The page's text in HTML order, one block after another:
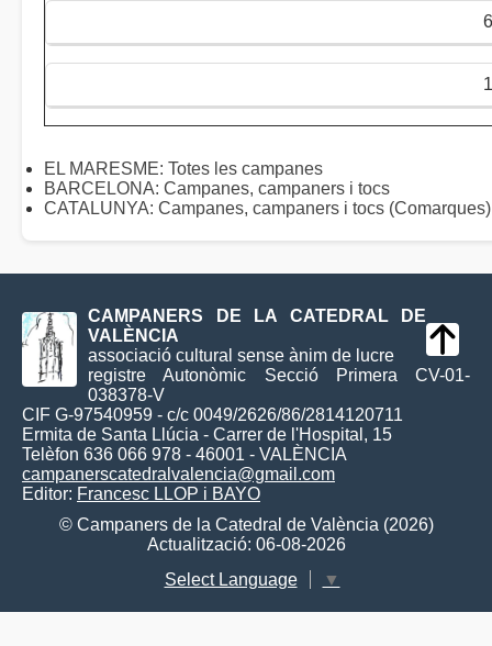
6
EL MARESME: Totes les campanes
BARCELONA: Campanes, campaners i tocs
CATALUNYA: Campanes, campaners i tocs (Comarques)
CAMPANERS DE LA CATEDRAL DE
VALÈNCIA
associació cultural sense ànim de lucre
registre Autonòmic Secció Primera CV-01-
038378-V
CIF G-97540959 - c/c 0049/2626/86/2814120711
Ermita de Santa Llúcia - Carrer de l'Hospital, 15
Telèfon 636 066 978 - 46001 - VALÈNCIA
campanerscatedralvalencia@gmail.com
Editor: Francesc LLOP i BAYO
© Campaners de la Catedral de València (2026)
Actualització: 06-08-2026
Select Language
▼